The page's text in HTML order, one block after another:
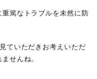
篤なトラブルを未然に防
ていただきお考えいただ
せんね。